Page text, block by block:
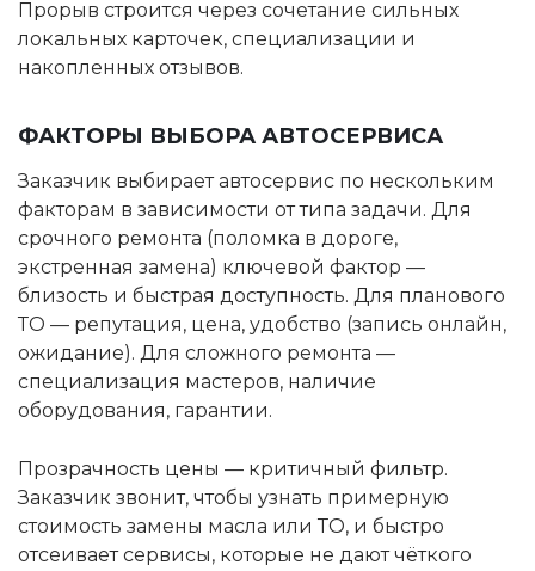
Прорыв строится через сочетание сильных
локальных карточек, специализации и
накопленных отзывов.
ФАКТОРЫ ВЫБОРА АВТОСЕРВИСА
Заказчик выбирает автосервис по нескольким
факторам в зависимости от типа задачи. Для
срочного ремонта (поломка в дороге,
экстренная замена) ключевой фактор —
близость и быстрая доступность. Для планового
ТО — репутация, цена, удобство (запись онлайн,
ожидание). Для сложного ремонта —
специализация мастеров, наличие
оборудования, гарантии.
Прозрачность цены — критичный фильтр.
Заказчик звонит, чтобы узнать примерную
стоимость замены масла или ТО, и быстро
отсеивает сервисы, которые не дают чёткого